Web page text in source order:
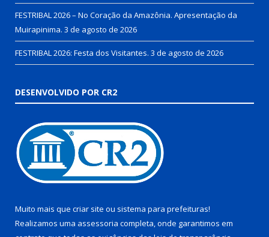
FESTRIBAL 2026 – No Coração da Amazônia. Apresentação da
Muirapinima. 3 de agosto de 2026
FESTRIBAL 2026: Festa dos Visitantes. 3 de agosto de 2026
DESENVOLVIDO POR CR2
Muito mais que criar site ou sistema para prefeituras!
Realizamos uma assessoria completa, onde garantimos em